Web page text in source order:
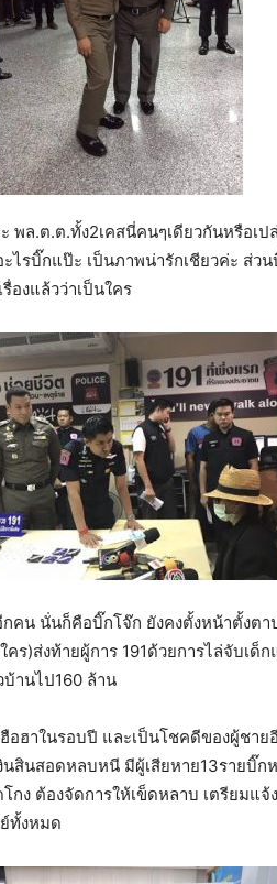
พล.ต.ต.ทั้ง2เคสนี่คนๆเดียวกันหรือเ
ไรบิ๊กแป๊ะ เป็นภาพน่ารักเชียวค่ะ ส่ว
องแล้วว่าเป็นใคร
น นั่นก็คือบิ๊กโจ๊ก ยังคงตั้งหน้าตั้งตา
ร)ส่งท้ายผู้การ 191ด้วยการไล่จับเด็
านไป160 ล้าน
ฮาในรอบปี และเป็นโชคดีของผู้ชาย
นสินสอดหลบหนี มีผู้เสียหาย13รายบิ๊
กง ต้องจัดการให้เข็ดหลาบ เตรียมแ
ทั้งหมด